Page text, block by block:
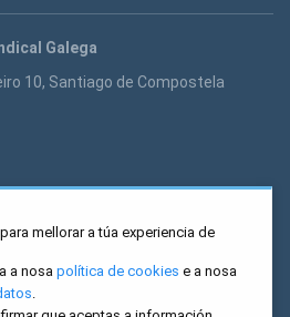
Galega
10, Santiago de Compostela
mellorar a túa experiencia de
a nosa política de cookies e a nosa
.